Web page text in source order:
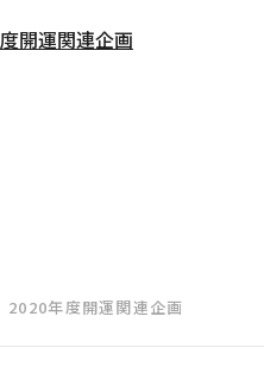
開運関連企画
2020年度開運関連企画